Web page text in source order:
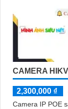
CAMERA
2,300,000 ₫
Camera IP POE